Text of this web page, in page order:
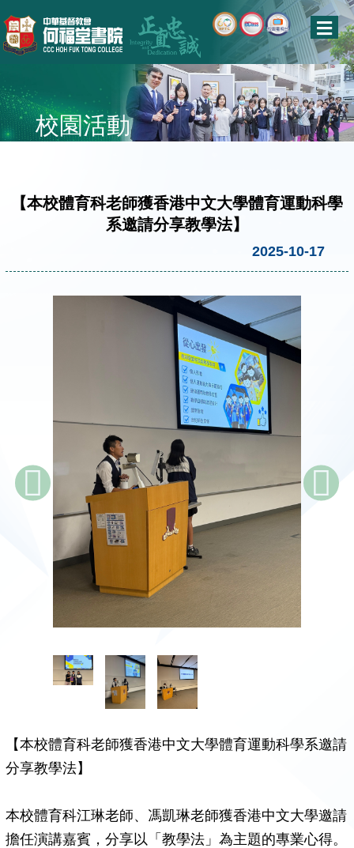
校園活動
【本校體育科老師獲香港中文大學體育運動科學
系邀請分享教學法】
2025-10-17
【本校體育科老師獲香港中文大學體育運動科學系邀請
分享教學法】
本校體育科江琳老師、馮凱琳老師獲香港中文大學邀請
擔任演講嘉賓，分享以「教學法」為主題的專業心得。